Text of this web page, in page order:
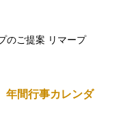
年間行事カレンダ